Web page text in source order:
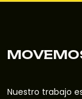
Nuestro trabajo